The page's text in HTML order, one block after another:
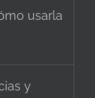
usarla
y